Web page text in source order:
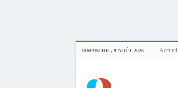
DIMANCHE , 9 AOÛT 2026 Accueil